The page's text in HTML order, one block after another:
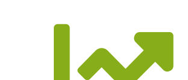
Trasa